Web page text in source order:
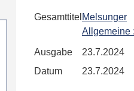
Gesamttitel Melsunger
Allgemeine
Ausgabe
23.7.2024
Datum
23.7.2024